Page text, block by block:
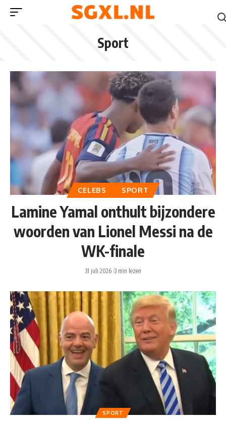
Sport
CELEBS SPORT
Lamine Yamal onthult bijzondere
woorden van Lionel Messi na de
WK-finale
31 juli 2026 3 min lezen
SPORT